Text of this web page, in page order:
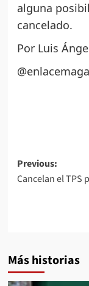
alguna
cancelado.
Por Luis
Post
Previous:
Cancelan el TPS
Más historias